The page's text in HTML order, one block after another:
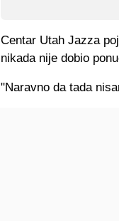
Centar Utah Jazza
nikada nije dobio
"Naravno da tada